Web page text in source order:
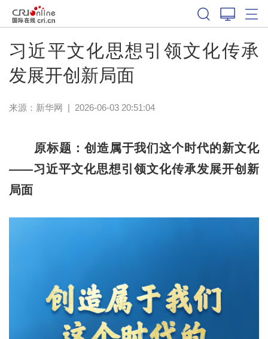
习近平文化思想引领文化传承
发展开创新局面
来源： 新华网 | 2026-06-03 20:51:04
原标题：创造属于我们这个时代的新文化
——习近平文化思想引领文化传承发展开创新
局面